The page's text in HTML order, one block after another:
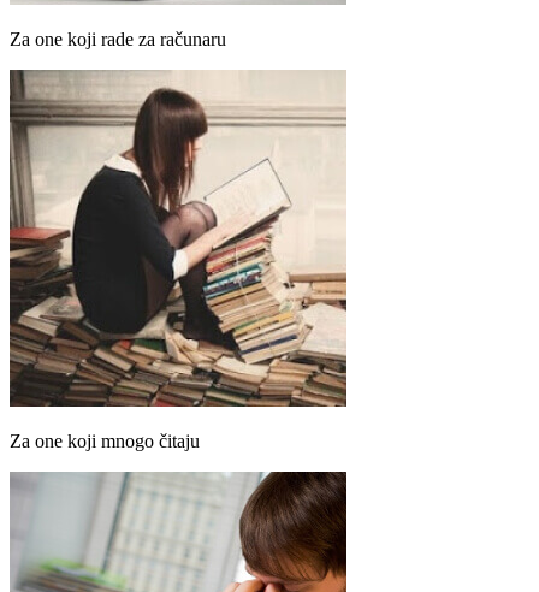
Za one koji rade za računaru
Za one koji mnogo čitaju